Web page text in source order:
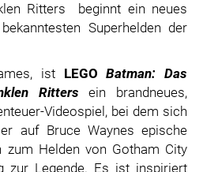
Ritters beginnt ein neues
Superhelden der
istLEGOBatman: Das
Rittersein brandneues,
Videospiel, bei dem sich
auf Bruce Waynes epische
zum Helden von Gotham City
zur Legende. Es ist inspiriert